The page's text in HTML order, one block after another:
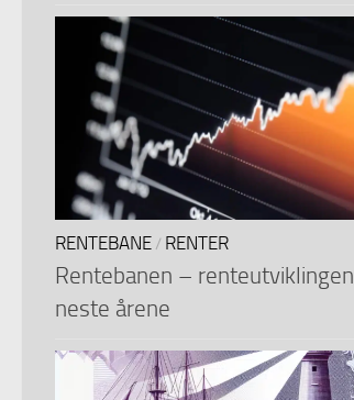
RENTEBANE / RENTER
Rentebanen – renteutviklingen
neste årene